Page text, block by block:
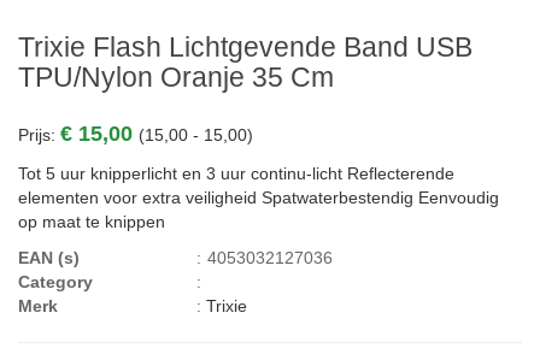
Trixie Flash Lichtgevende Band USB
TPU/nylon Oranje 35 Cm
Prijs: € 15,00 (15,00 - 15,00)
Tot 5 uur knipperlicht en 3 uur continu-licht Reflecterende
elementen voor extra veiligheid Spatwaterbestendig Eenvoudig
op maat te knippen
EAN (s)
: 4053032127036
Category
:
Merk
: Trixie